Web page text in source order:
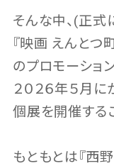
そんな中、(正
『映画 えんとつ
のプロモーショ
２０２６年５月
個展を開催する
もともとは『西